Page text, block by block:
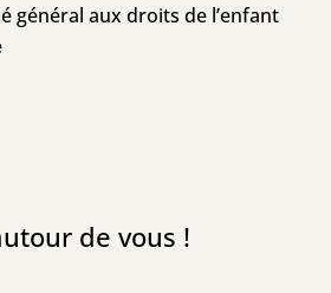
général aux droits de l’enfant
de vous !